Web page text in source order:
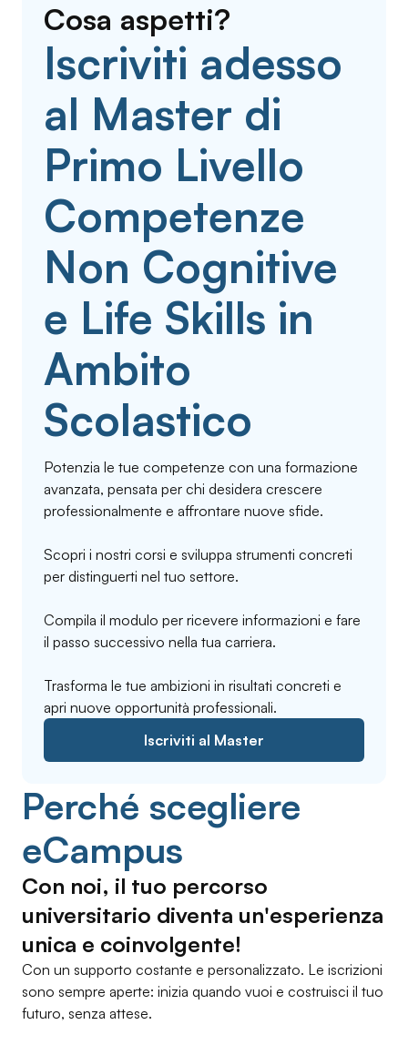
Cosa aspetti?
Iscriviti adesso
al Master di
Primo Livello
Competenze
Non Cognitive
e Life Skills in
Ambito
Scolastico
Potenzia le tue competenze con una formazione
avanzata, pensata per chi desidera crescere
professionalmente e affrontare nuove sfide.
Scopri i nostri corsi e sviluppa strumenti concreti
per distinguerti nel tuo settore.
Compila il modulo per ricevere informazioni e fare
il passo successivo nella tua carriera.
Trasforma le tue ambizioni in risultati concreti e
apri nuove opportunità professionali.
Iscriviti al Master
Perché scegliere
eCampus
Con noi, il tuo percorso
universitario diventa un'esperienza
unica e coinvolgente!
Con un supporto costante e personalizzato. Le iscrizioni
sono sempre aperte: inizia quando vuoi e costruisci il tuo
futuro, senza attese.